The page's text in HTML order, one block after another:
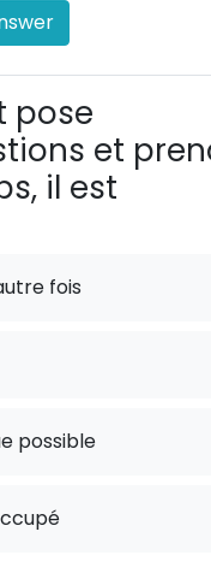
pose
et
il est
fois
possible